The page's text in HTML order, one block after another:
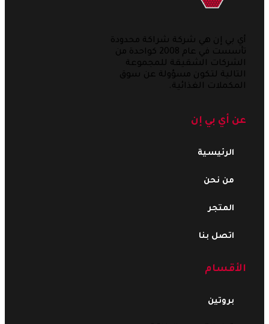
أي بي إن هي شركة شراكة محدودة
تأسست في عام 2008 كواحدة من
الشركات الشقيقة للمجموعة
التالية لتكون مسؤولة عن سوق
المكملات الغذائية.
عن أي بي إن
الرئيسية
من نحن
المتجر
اتصل بنا
الأقسام
بروتين